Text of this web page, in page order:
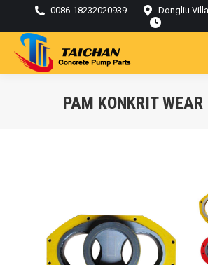
0086-18232020939 Dongliu
PAM KONKRIT WEAR